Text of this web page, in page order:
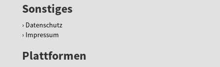
Sonstiges
Datenschutz
Impressum
Plattformen